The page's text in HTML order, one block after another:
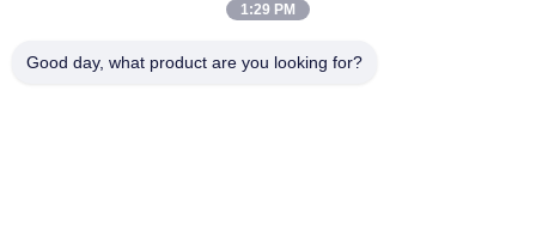
Viagem através dos mares azulejos de pedra sinterizados
1:29 PM
Good day, what product are you looking for?